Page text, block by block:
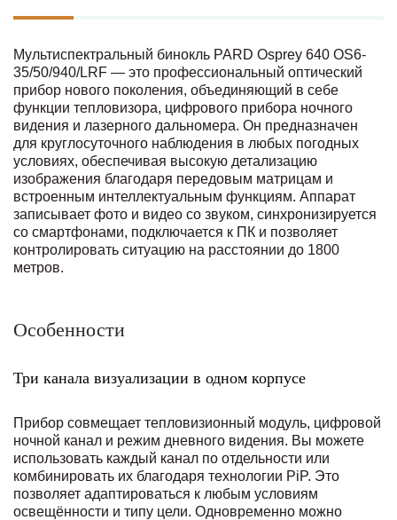
Мультиспектральный бинокль PARD Osprey 640 OS6-
35/50/940/LRF — это профессиональный оптический
прибор нового поколения, объединяющий в себе
функции тепловизора, цифрового прибора ночного
видения и лазерного дальномера. Он предназначен
для круглосуточного наблюдения в любых погодных
условиях, обеспечивая высокую детализацию
изображения благодаря передовым матрицам и
встроенным интеллектуальным функциям. Аппарат
записывает фото и видео со звуком, синхронизируется
со смартфонами, подключается к ПК и позволяет
контролировать ситуацию на расстоянии до 1800
метров.
Особенности
Три канала визуализации в одном корпусе
Прибор совмещает тепловизионный модуль, цифровой
ночной канал и режим дневного видения. Вы можете
использовать каждый канал по отдельности или
комбинировать их благодаря технологии PiP. Это
позволяет адаптироваться к любым условиям
освещённости и типу цели. Одновременно можно